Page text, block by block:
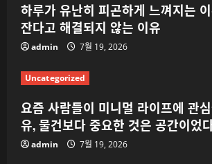
하루가 유난히 피곤하게 느껴지는
잔다고 해결되지 않는 이유
admin 7월 19, 2026
Uncategorized
요즘 사람들이 미니멀 라이프에 관
유, 물건보다 중요한 것은 공간이었
admin 7월 19, 2026